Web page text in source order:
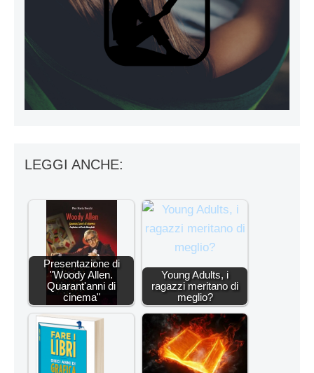
LEGGI ANCHE:
Presentazione di
"Woody Allen.
Quarant'anni di
cinema"
Young Adults, i
ragazzi meritano di
meglio?